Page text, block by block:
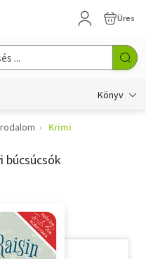
Üres
Könyv
Krimi
búcsúcsók